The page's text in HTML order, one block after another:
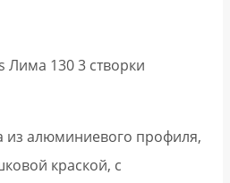
Лима 130 3 створки
из алюминиевого профиля,
краской, с